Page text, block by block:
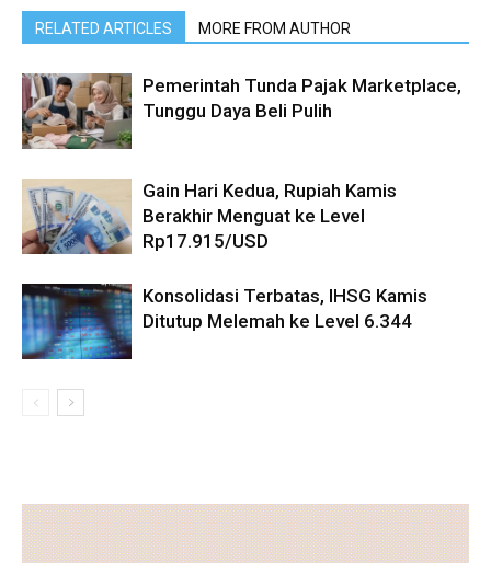
RELATED ARTICLES MORE FROM AUTHOR
Pemerintah Tunda Pajak Marketplace,
Tunggu Daya Beli Pulih
Gain Hari Kedua, Rupiah Kamis
Berakhir Menguat ke Level
Rp17.915/USD
Konsolidasi Terbatas, IHSG Kamis
Ditutup Melemah ke Level 6.344